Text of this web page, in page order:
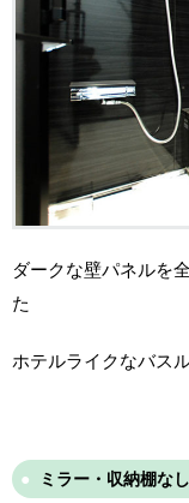
ダークな壁パネルを
た
ホテルライクなバス
ミラー・収納棚な